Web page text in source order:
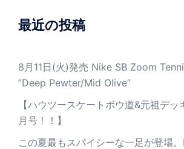
最近の投稿
8月11日(火)発売 Nike SB Zoom
”Deep Pewter/Mid Olive”
【ハウツースケートボウ道&元祖デ
月号！！】
この夏最もスパイシーな一足が登場